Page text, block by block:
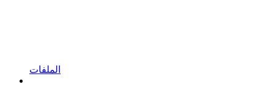
الملفات